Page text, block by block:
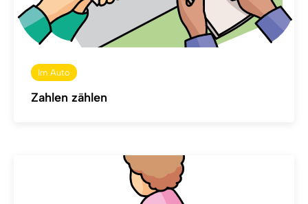
Im Auto
Zahlen zählen